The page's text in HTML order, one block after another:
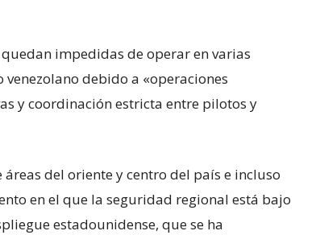
impedidas de operar en varias
debido a «operaciones
y coordinación estricta entre pilotos y
del oriente y centro del país e incluso
en el que la seguridad regional está bajo
estadounidense, que se ha